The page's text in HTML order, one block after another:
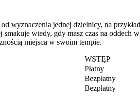
wyznaczenia jednej dzielnicy, na
wtedy, gdy masz czas na oddech
miejsca w swoim tempie.
WSTĘP
Płatny
Bezpłatny
Bezpłatny